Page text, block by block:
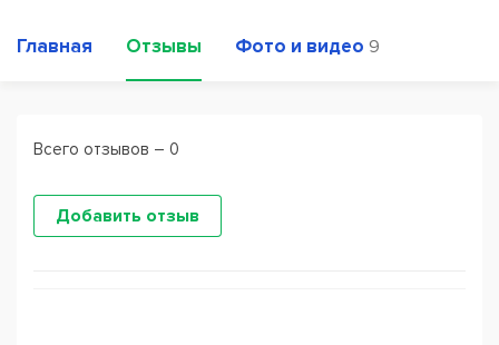
Главная Отзывы Фото и видео 9
Всего отзывов – 0
Добавить отзыв